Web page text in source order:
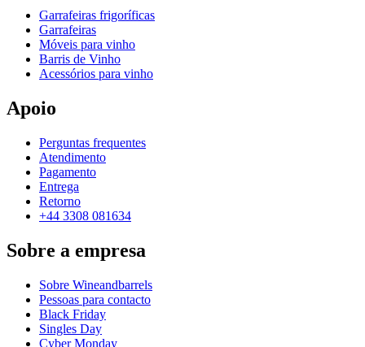
Garrafeiras frigoríficas
Garrafeiras
Móveis para vinho
Barris de Vinho
Acessórios para vinho
Apoio
Perguntas frequentes
Atendimento
Pagamento
Entrega
Retorno
+44 3308 081634
Sobre a empresa
Sobre Wineandbarrels
Pessoas para contacto
Black Friday
Singles Day
Cyber Monday